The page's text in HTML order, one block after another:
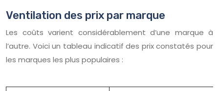
Ventilation des prix par marque
Les coûts varient considérablement d’une marque à
l’autre. Voici un tableau indicatif des prix constatés pour
les marques les plus populaires :